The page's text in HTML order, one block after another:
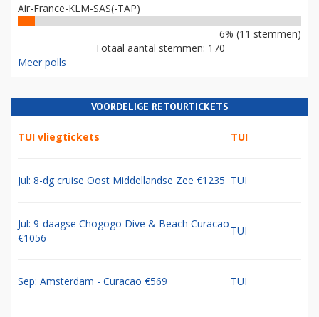
Air-France-KLM-SAS(-TAP)
6% (11 stemmen)
Totaal aantal stemmen: 170
Meer polls
VOORDELIGE RETOURTICKETS
TUI vliegtickets TUI
Jul: 8-dg cruise Oost Middellandse Zee €1235 TUI
Jul: 9-daagse Chogogo Dive & Beach Curacao
€1056
TUI
Sep: Amsterdam - Curacao €569 TUI